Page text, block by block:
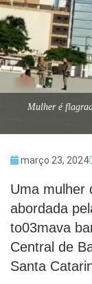
Mulher é
março 23, 2024
Uma mulher
abordada
to03mava
Central de
Santa